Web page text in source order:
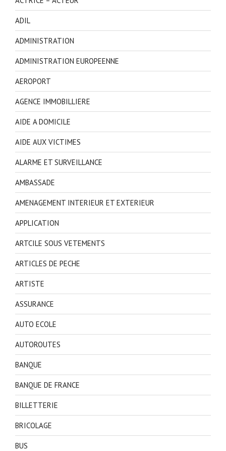
ADIL
ADMINISTRATION
ADMINISTRATION EUROPEENNE
AEROPORT
AGENCE IMMOBILLIERE
AIDE A DOMICILE
AIDE AUX VICTIMES
ALARME ET SURVEILLANCE
AMBASSADE
AMENAGEMENT INTERIEUR ET EXTERIEUR
APPLICATION
ARTCILE SOUS VETEMENTS
ARTICLES DE PECHE
ARTISTE
ASSURANCE
AUTO ECOLE
AUTOROUTES
BANQUE
BANQUE DE FRANCE
BILLETTERIE
BRICOLAGE
BUS